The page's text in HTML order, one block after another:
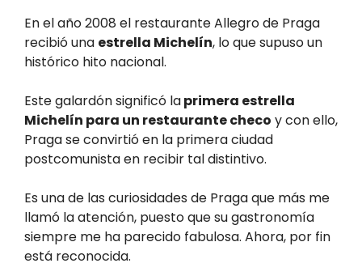
En el año 2008 el restaurante Allegro de Praga
recibió una estrella Michelín, lo que supuso un
histórico hito nacional.
Este galardón significó laprimera estrella
Michelín para un restaurante checo y con ello,
Praga se convirtió en la primera ciudad
postcomunista en recibir tal distintivo.
Es una de las curiosidades de Praga que más me
llamó la atención, puesto que su gastronomía
siempre me ha parecido fabulosa. Ahora, por fin
está reconocida.